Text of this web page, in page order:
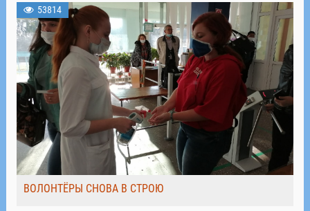
53814
ВОЛОНТЁРЫ СНОВА В СТРОЮ